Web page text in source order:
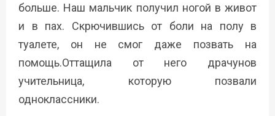
больше. Наш мальчик получил ногой в живот
и в пах. Скрючившись от боли на полу в
туалете, он не смог даже позвать на
помощь.Оттащила от него драчунов
учительница, которую позвали
одноклассники.